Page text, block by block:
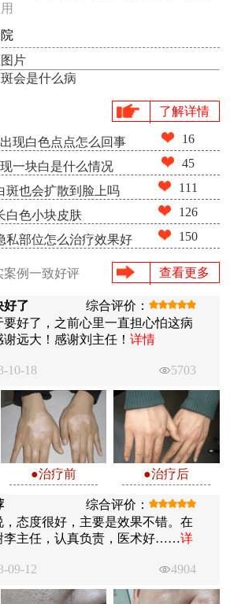
片
会是什么病
了解详情
现白色点点怎么回事 16
一块白是什么情况 45
斑也会扩散到脸上吗 111
白色小块皮肤 126
私部位怎么治疗效果好 150
案例一致好评 查看更多
好了
综合评价：
要好了，之前心里一直担心怕这病
谢远大！感谢刘主任！详情
10-18 5703
●治疗前 ●治疗后
综合评价：
，态度很好，主要是效果不错。在
李主任，认真负责，医术好……详
09-12
4904